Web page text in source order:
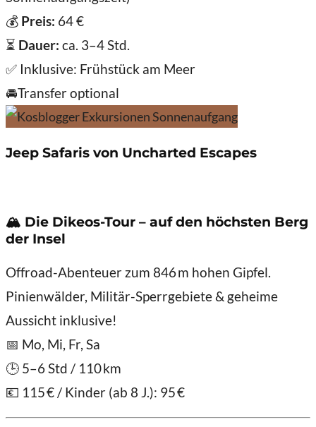
💰 Preis: 64 €
⏳ Dauer: ca. 3–4 Std.
✅ Inklusive: Frühstück am Meer
🚘Transfer optional
Jeep Safaris von Uncharted Escapes
🏔️ Die Dikeos-Tour – auf den höchsten Berg
der Insel
Offroad-Abenteuer zum 846 m hohen Gipfel.
Pinienwälder, Militär-Sperrgebiete & geheime
Aussicht inklusive!
📅 Mo, Mi, Fr, Sa
🕒 5–6 Std / 110 km
💶 115 € / Kinder (ab 8 J.): 95 €